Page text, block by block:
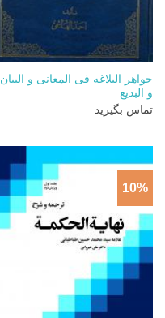
جواهر البلاغه فی المعانی و البیان
و البدیع
تماس بگیرید
10%